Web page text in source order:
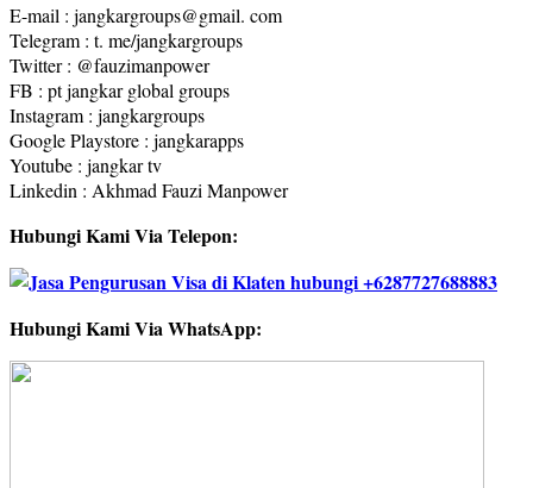
E-mail : jangkargroups@gmail. com
Telegram : t. me/jangkargroups
Twitter : @fauzimanpower
FB : pt jangkar global groups
Instagram : jangkargroups
Google Playstore : jangkarapps
Youtube : jangkar tv
Linkedin : Akhmad Fauzi Manpower
Hubungi Kami Via Telepon:
Hubungi Kami Via WhatsApp: